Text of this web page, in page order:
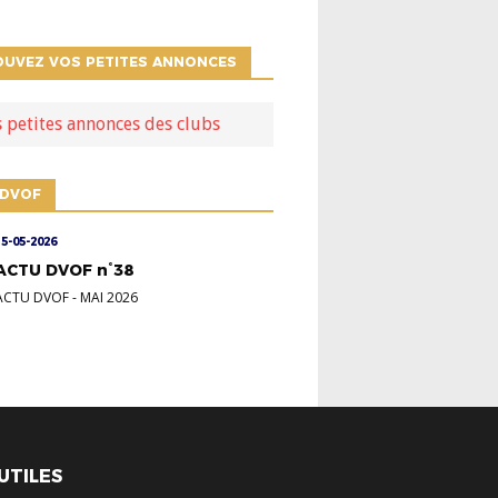
VOS PETITES ANNONCES
petites annonces des clubs
05-2026
DVOF n°38
DVOF- MAI 2026